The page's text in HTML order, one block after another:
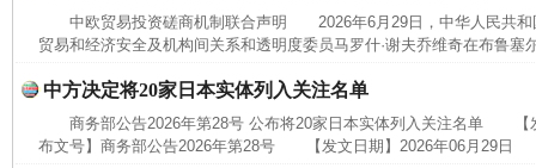
中欧贸易投资磋商机制联合声明 2026年6月29日，中华人民共和
贸易和经济安全及机构间关系和透明度委员马罗什·谢夫乔维奇在布鲁塞
中方决定将20家日本实体列入关注名单
商务部公告2026年第28号 公布将20家日本实体列入关注名单
布文号】商务部公告2026年第28号 【发文日期】2026年06月29日